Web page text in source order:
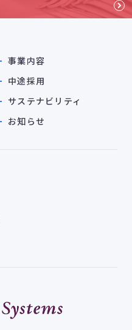
事業内容
中途採用
サステナビリティ
お知らせ